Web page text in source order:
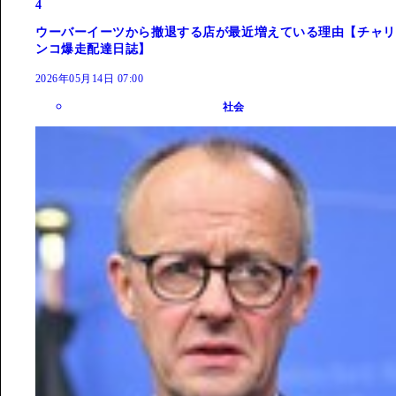
4
ウーバーイーツから撤退する店が最近増えている理由【チャリ
ンコ爆走配達日誌】
2026年05月14日 07:00
社会